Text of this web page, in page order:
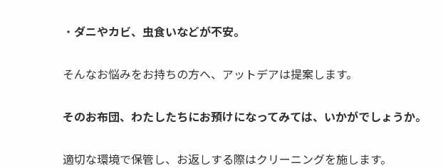
・ ダニやカビ、虫食いなどが不安。
そんなお悩みをお持ちの方へ、アットデアは提案します。
そのお布団、わたしたちにお預けになってみては、いかがでしょうか。
適切な環境で保管し、お返しする際はクリーニングを施します。